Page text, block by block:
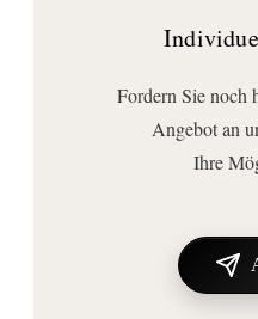
Fordern Sie noch
Angebot an
Ihre